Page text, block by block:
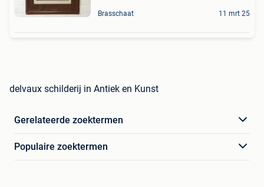
Brasschaat 11 mrt 25
delvaux schilderij in Antiek en Kunst
Gerelateerde zoektermen
Populaire zoektermen